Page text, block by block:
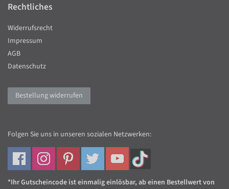
Rechtliches
Widerrufsrecht
Impressum
AGB
Datenschutz
Bestellung widerrufen
Folgen Sie uns in unseren sozialen Netzwerken:
*Ihr Gutscheincode ist einmalig einlösbar, ab einen Bestellwert von